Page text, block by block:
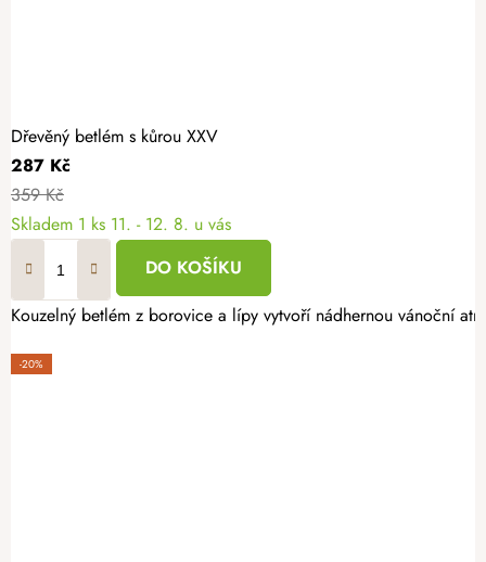
Dřevěný betlém s kůrou XXV
287 Kč
359 Kč
Skladem 1 ks 11. - 12. 8. u vás
DO KOŠÍKU
Kouzelný betlém z borovice a lípy vytvoří nádhernou vánoční
-20%